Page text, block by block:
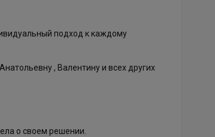
подход к каждому
, Валентину и всех других
о своем решении.